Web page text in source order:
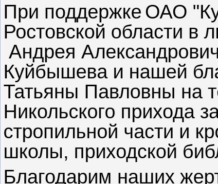
При поддержке ОАО
Ростовской области в
Андрея
Куйбышева и нашей
Татьяны Павловны на
Никольского прихода
стропильной части и
школы, приходской
Благодарим наших